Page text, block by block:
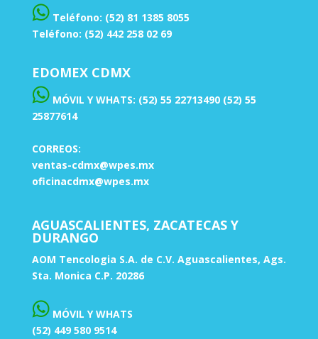
Teléfono: (52) 81 1385 8055
Teléfono: (52) 442 258 02 69
EDOMEX CDMX
MÓVIL Y WHATS: (52) 55 22713490 (52) 55
25877614
CORREOS:
ventas-cdmx@wpes.mx
oficinacdmx@wpes.mx
AGUASCALIENTES, ZACATECAS Y
DURANGO
AOM Tencologia S.A. de C.V. Aguascalientes, Ags.
Sta. Monica C.P. 20286
MÓVIL Y WHATS
(52) 449 580 9514